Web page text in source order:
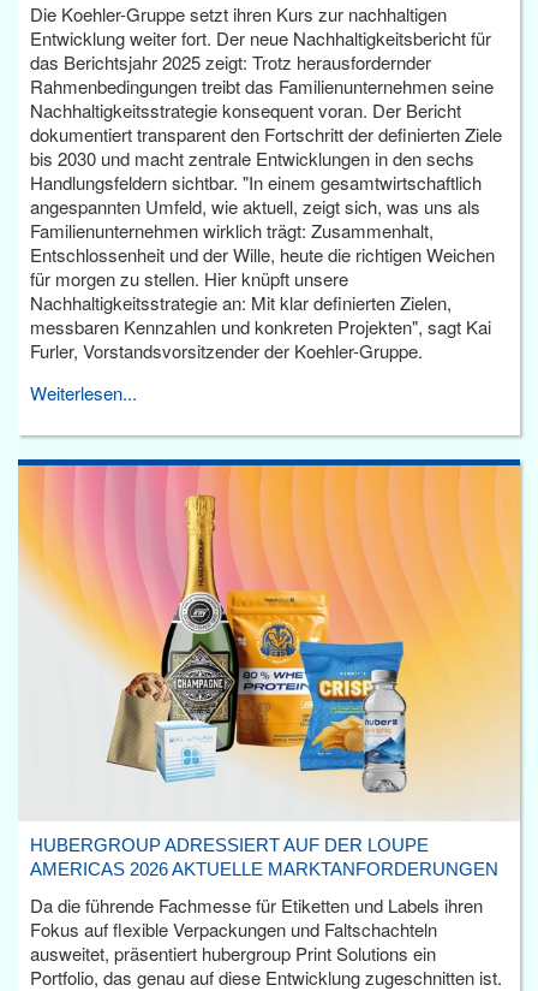
Die Koehler-Gruppe setzt ihren Kurs zur nachhaltigen
Entwicklung weiter fort. Der neue Nachhaltigkeitsbericht für
das Berichtsjahr 2025 zeigt: Trotz herausfordernder
Rahmenbedingungen treibt das Familienunternehmen seine
Nachhaltigkeitsstrategie konsequent voran. Der Bericht
dokumentiert transparent den Fortschritt der definierten Ziele
bis 2030 und macht zentrale Entwicklungen in den sechs
Handlungsfeldern sichtbar. "In einem gesamtwirtschaftlich
angespannten Umfeld, wie aktuell, zeigt sich, was uns als
Familienunternehmen wirklich trägt: Zusammenhalt,
Entschlossenheit und der Wille, heute die richtigen Weichen
für morgen zu stellen. Hier knüpft unsere
Nachhaltigkeitsstrategie an: Mit klar definierten Zielen,
messbaren Kennzahlen und konkreten Projekten", sagt Kai
Furler, Vorstandsvorsitzender der Koehler-Gruppe.
Weiterlesen...
HUBERGROUP ADRESSIERT AUF DER LOUPE
AMERICAS 2026 AKTUELLE MARKTANFORDERUNGEN
Da die führende Fachmesse für Etiketten und Labels ihren
Fokus auf flexible Verpackungen und Faltschachteln
ausweitet, präsentiert hubergroup Print Solutions ein
Portfolio, das genau auf diese Entwicklung zugeschnitten ist.